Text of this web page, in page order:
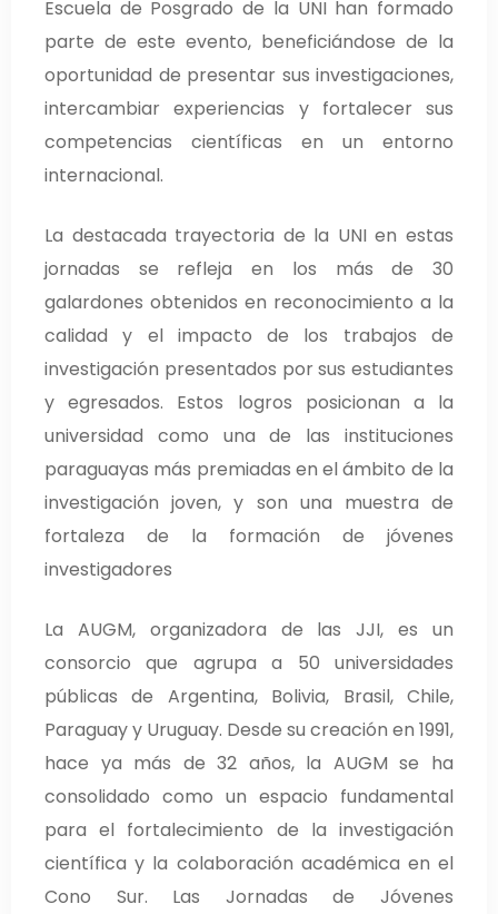
Escuela de Posgrado de la UNI han formado
parte de este evento, beneficiándose de la
oportunidad de presentar sus investigaciones,
intercambiar experiencias y fortalecer sus
competencias científicas en un entorno
internacional.
La destacada trayectoria de la UNI en estas
jornadas se refleja en los más de 30
galardones obtenidos en reconocimiento a la
calidad y el impacto de los trabajos de
investigación presentados por sus estudiantes
y egresados. Estos logros posicionan a la
universidad como una de las instituciones
paraguayas más premiadas en el ámbito de la
investigación joven, y son una muestra de
fortaleza de la formación de jóvenes
investigadores
La AUGM, organizadora de las JJI, es un
consorcio que agrupa a 50 universidades
públicas de Argentina, Bolivia, Brasil, Chile,
Paraguay y Uruguay. Desde su creación en 1991,
hace ya más de 32 años, la AUGM se ha
consolidado como un espacio fundamental
para el fortalecimiento de la investigación
científica y la colaboración académica en el
Cono Sur. Las Jornadas de Jóvenes